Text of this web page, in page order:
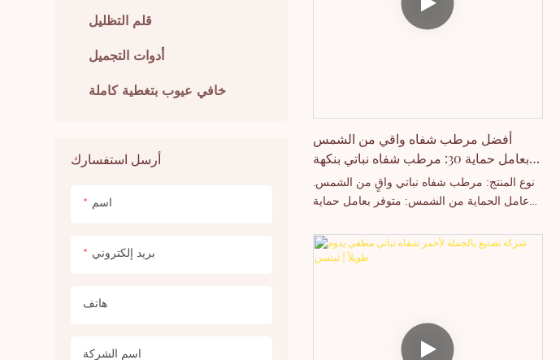
قلم التظليل
أدوات التجميل
خافي عيوب بتغطية كاملة
أرسل استفسارك
اسم
بريد إلكتروني
هاتف
اسم الشركة
أفضل مرطب شفاه واقي من الشمس
بعامل حماية 30: مرطب شفاه نباتي بنكهة
الفواكه مع واقي من الشمس للبيع بالجملة
والعلامات التجارية الخاصة | ثينسن
نوع المنتج: مرطب شفاه نباتي واقٍ من الشمس.
عامل الحماية من الشمس: متوفر بعامل حماية
نعناع، ​​جوز الهند، فانيليا). التغليف: أنابيب عادية،
أنابيب ورقية صديقة للبيئة، أو عبوات بأشكال